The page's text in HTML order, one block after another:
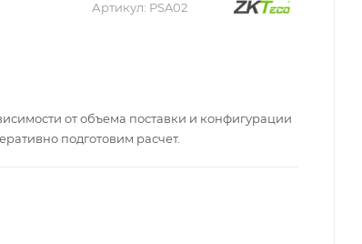
Артикул: PSA02
от объема поставки и конфигурации
подготовим расчет.